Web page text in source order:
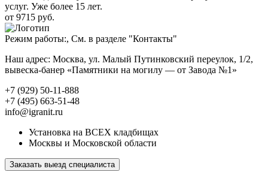
услуг. Уже более 15 лет.
от 9715 руб.
Режим работы:, См. в разделе "Контакты"
Наш адрес: Москва, ул. Малый Путинковский переулок, 1/2,
вывеска-банер «Памятники на могилу — от Завода №1»
+7 (929) 50-11-888
+7 (495) 663-51-48
info@igranit.ru
Установка на ВСЕХ кладбищах
Москвы и Московской области
Заказать выезд специалиста